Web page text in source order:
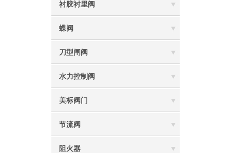
衬胶衬里阀
蝶阀
刀型闸阀
水力控制阀
美标阀门
节流阀
阻火器